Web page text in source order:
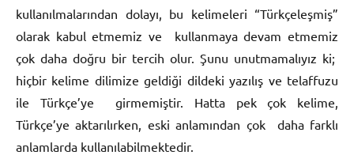
kullanılmalarından dolayı, bu kelimeleri “Türkçeleşmiş”
olarak kabul etmemiz ve kullanmaya devam etmemiz
çok daha doğru bir tercih olur. Şunu unutmamalıyız ki;
hiçbir kelime dilimize geldiği dildeki yazılış ve telaffuzu
ile Türkçe’ye girmemiştir. Hatta pek çok kelime,
Türkçe’ye aktarılırken, eski anlamından çok daha farklı
anlamlarda kullanılabilmektedir.